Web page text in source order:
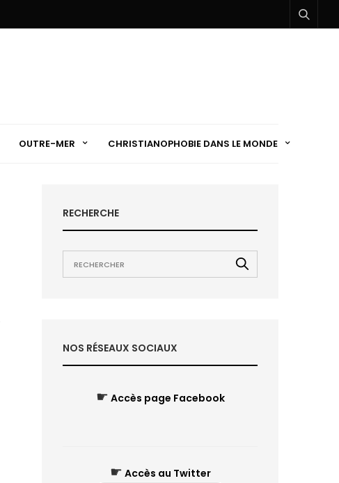
OUTRE-MER CHRISTIANOPHOBIE DANS LE MONDE
RECHERCHE
NOS RÉSEAUX SOCIAUX
☛ Accès page Facebook
☛ Accès au Twitter